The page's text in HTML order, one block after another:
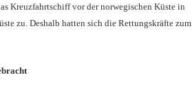
Kreuzfahrtschiff vor der norwegischen Küste in
zu. Deshalb hatten sich die Rettungskräfte zum